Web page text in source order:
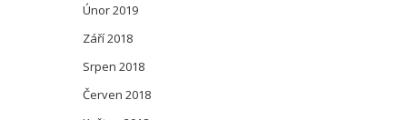
Únor 2019
Září 2018
Srpen 2018
Červen 2018